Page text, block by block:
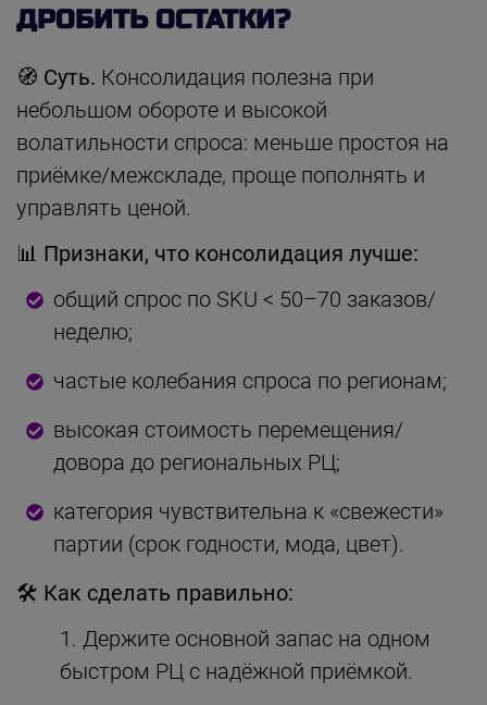
ДРОБИТЬ ОСТАТКИ?
🧭 Суть. Консолидация полезна при
небольшом обороте и высокой
волатильности спроса: меньше простоя на
приёмке/межскладе, проще пополнять и
управлять ценой.
📊 Признаки, что консолидация лучше:
общий спрос по SKU < 50–70 заказов/
неделю;
частые колебания спроса по регионам;
высокая стоимость перемещения/
довора до региональных РЦ;
категория чувствительна к «свежести»
партии (срок годности, мода, цвет).
🛠 Как сделать правильно:
Держите основной запас на одном
быстром РЦ с надёжной приёмкой.